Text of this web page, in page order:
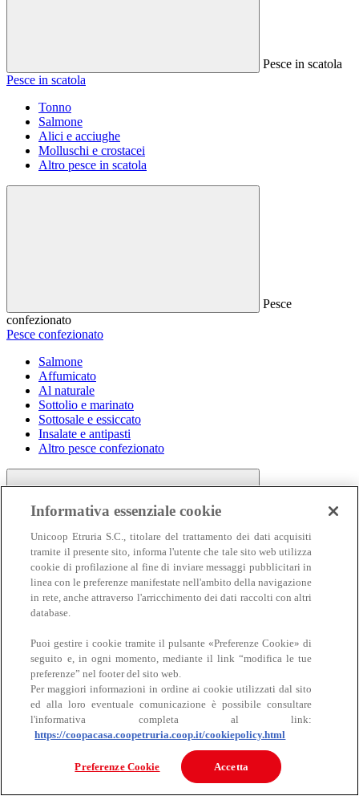
Pesce in scatola
Pesce in scatola
Tonno
Salmone
Alici e acciughe
Molluschi e crostacei
Altro pesce in scatola
Pesce
confezionato
Pesce confezionato
Salmone
Affumicato
Al naturale
Sottolio e marinato
Sottosale e essiccato
Insalate e antipasti
Altro pesce confezionato
Carne
Carne
Bovino
Informativa essenziale cookie
Unicoop Etruria S.C., titolare del trattamento dei dati acquisiti
tramite il presente sito, informa l'utente che tale sito web utilizza
cookie di profilazione al fine di inviare messaggi pubblicitari in
linea con le preferenze manifestate nell'ambito della navigazione
in rete, anche attraverso l'arricchimento dei dati raccolti con altri
database.
Puoi gestire i cookie tramite il pulsante «Preferenze Cookie» di
seguito e, in ogni momento, mediante il link “modifica le tue
preferenze” nel footer del sito web.
Per maggiori informazioni in ordine ai cookie utilizzati dal sito
ed alla loro eventuale comunicazione è possibile consultare
l'informativa completa al link:
https://coopacasa.coopetruria.coop.it/cookiepolicy.html
Preferenze Cookie Accetta